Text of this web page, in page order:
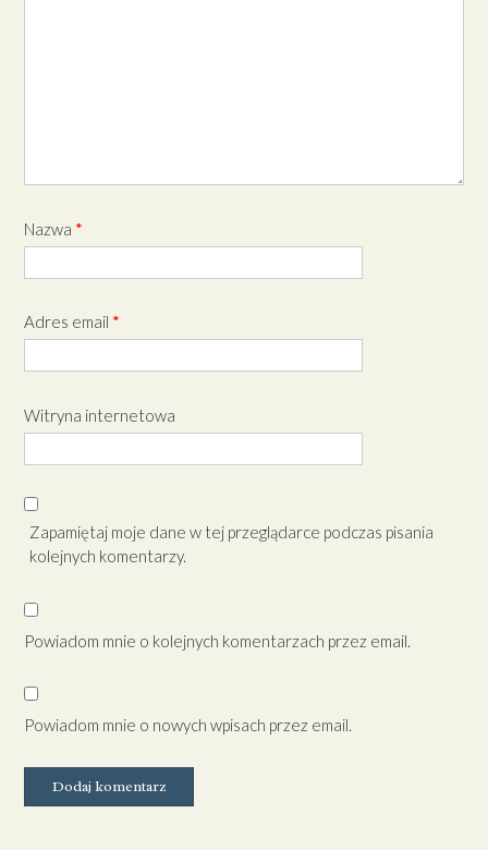
Nazwa *
Adres email *
Witryna internetowa
Zapamiętaj moje dane w tej przeglądarce podczas pisania
kolejnych komentarzy.
Powiadom mnie o kolejnych komentarzach przez email.
Powiadom mnie o nowych wpisach przez email.